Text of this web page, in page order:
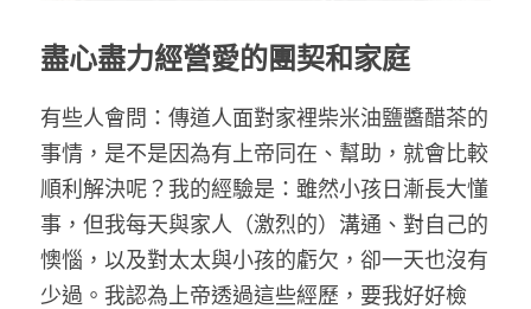
盡心盡力經營愛的團契和家庭
有些人會問：傳道人面對家裡柴米油鹽醬醋茶的
事情，是不是因為有上帝同在、幫助，就會比較
順利解決呢？我的經驗是：雖然小孩日漸長大懂
事，但我每天與家人（激烈的）溝通、對自己的
懊惱，以及對太太與小孩的虧欠，卻一天也沒有
少過。我認為上帝透過這些經歷，要我好好檢